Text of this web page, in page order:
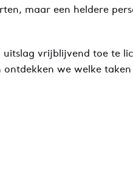
maar een heldere
uitslag vrijblijvend toe te
ontdekken we welke